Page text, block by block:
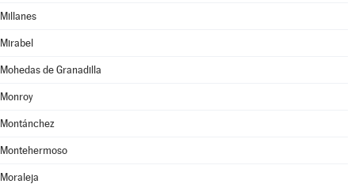
Millanes
Mirabel
Mohedas de Granadilla
Monroy
Montánchez
Montehermoso
Moraleja